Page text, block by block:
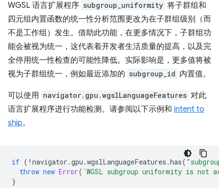
WGSL 语言扩展程序 subgroup_uniformity 将子群组和
四元组内置函数的统一性分析范围更改为在子群组级别（而
不是工作组）发生。借助此功能，在更多情况下，子群组功
能会被视为统一，这代表着开发者生活质量的提高，以及完
全停用统一性检查的可能性降低。实际影响是，更多值将被
视为子群组统一，例如最近添加的 subgroup_id 内置值。
可以使用 navigator.gpu.wgslLanguageFeatures 对此
语言扩展程序进行功能检测。请参阅以下示例和 intent to
ship。
if ( ! navigator .gpu .wgslLanguageFeatures .has(
throw new Error( `WGSL subgroup uniformity is not
}